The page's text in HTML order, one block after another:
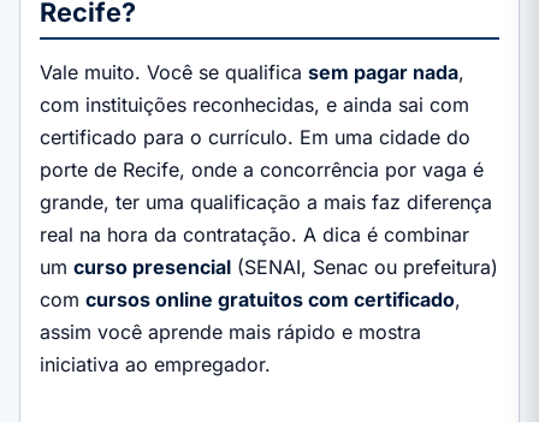
Recife?
Vale muito. Você se qualifica sem pagar nada,
com instituições reconhecidas, e ainda sai com
certificado para o currículo. Em uma cidade do
porte de Recife, onde a concorrência por vaga é
grande, ter uma qualificação a mais faz diferença
real na hora da contratação. A dica é combinar
um curso presencial (SENAI, Senac ou prefeitura)
com cursos online gratuitos com certificado,
assim você aprende mais rápido e mostra
iniciativa ao empregador.